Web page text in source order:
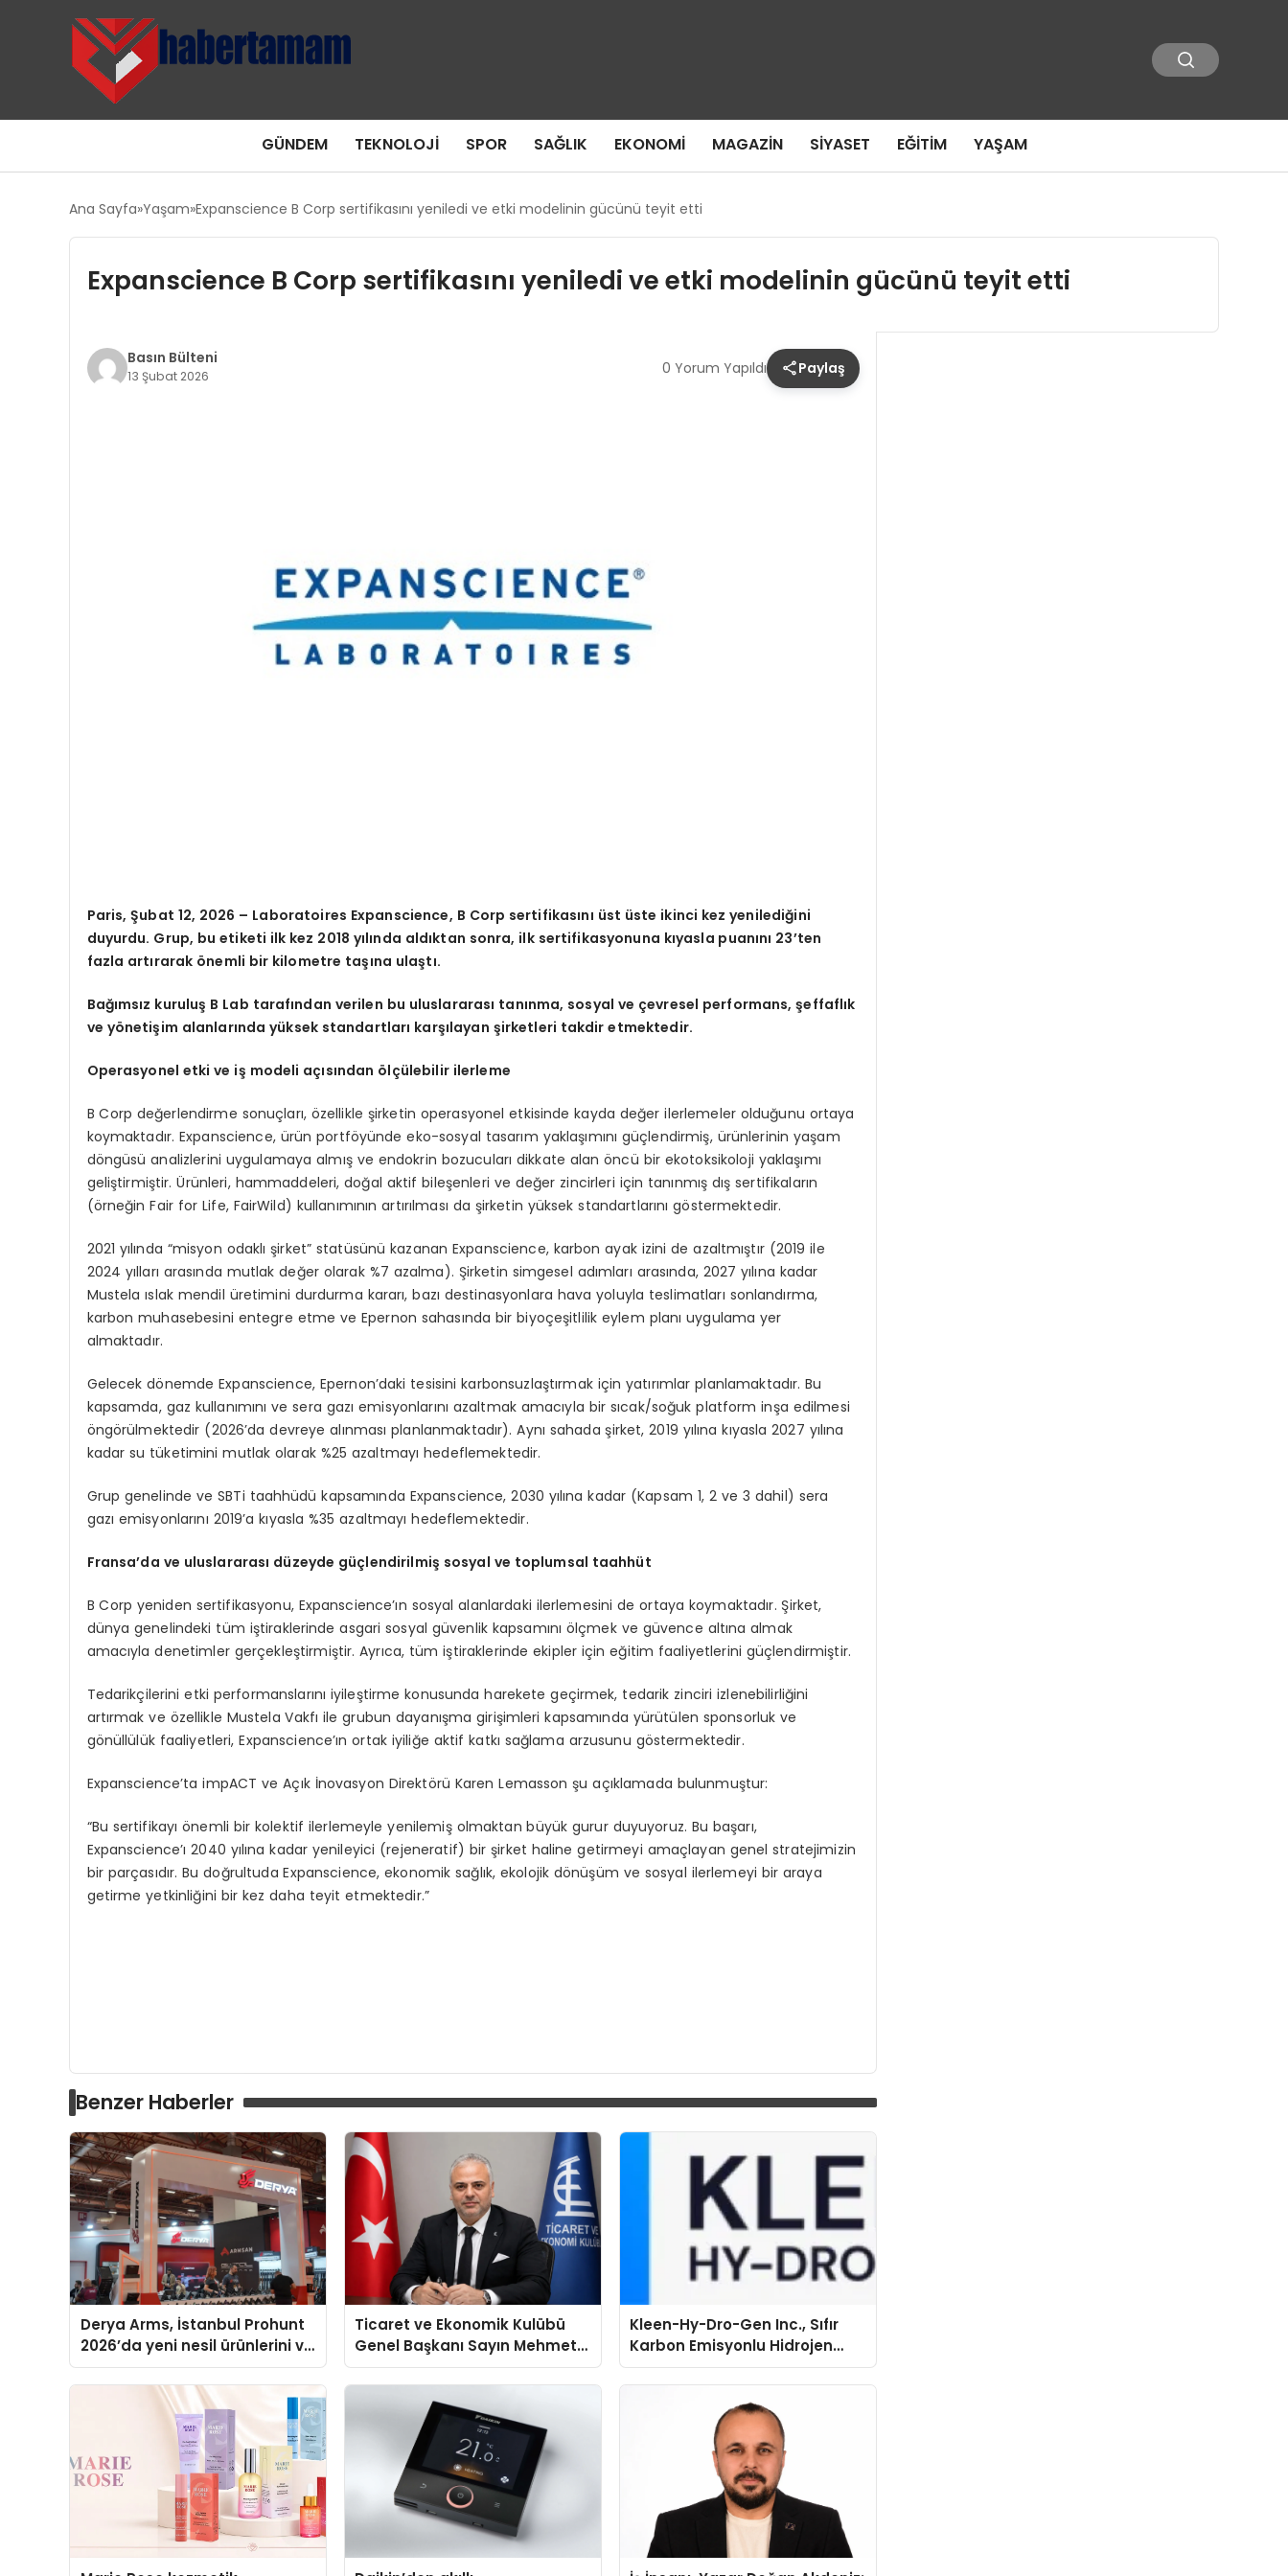
GÜNDEM TEKNOLOJI SPOR SAĞLIK EKONOMI MAGAZIN SIYASET EĞITIM YAŞAM
Ana Sayfa Yaşam Expanscience B Corp sertifikasını yeniledi ve etki modelinin gücünü teyit etti
Expanscience B Corp sertifikasını yeniledi ve etki modelinin gücünü teyit etti
Basın Bülteni
13 Şubat 2026 0 Yorum Yapıldı Paylaş
Paris, Şubat 12, 2026 – Laboratoires Expanscience, B Corp sertifikasını üst üste ikinci kez yenilediğini
duyurdu. Grup, bu etiketi ilk kez 2018 yılında aldıktan sonra, ilk sertifikasyonuna kıyasla puanını 23’ten
fazla artırarak önemli bir kilometre taşına ulaştı.
Bağımsız kuruluş B Lab tarafından verilen bu uluslararası tanınma, sosyal ve çevresel performans, şeffaflık
ve yönetişim alanlarında yüksek standartları karşılayan şirketleri takdir etmektedir.
Operasyonel etki ve iş modeli açısından ölçülebilir ilerleme
B Corp değerlendirme sonuçları, özellikle şirketin operasyonel etkisinde kayda değer ilerlemeler olduğunu ortaya
koymaktadır. Expanscience, ürün portföyünde eko-sosyal tasarım yaklaşımını güçlendirmiş, ürünlerinin yaşam
döngüsü analizlerini uygulamaya almış ve endokrin bozucuları dikkate alan öncü bir ekotoksikoloji yaklaşımı
geliştirmiştir. Ürünleri, hammaddeleri, doğal aktif bileşenleri ve değer zincirleri için tanınmış dış sertifikaların
(örneğin Fair for Life, FairWild) kullanımının artırılması da şirketin yüksek standartlarını göstermektedir.
2021 yılında “misyon odaklı şirket” statüsünü kazanan Expanscience, karbon ayak izini de azaltmıştır (2019 ile
2024 yılları arasında mutlak değer olarak %7 azalma). Şirketin simgesel adımları arasında, 2027 yılına kadar
Mustela ıslak mendil üretimini durdurma kararı, bazı destinasyonlara hava yoluyla teslimatları sonlandırma,
karbon muhasebesini entegre etme ve Epernon sahasında bir biyoçeşitlilik eylem planı uygulama yer
almaktadır.
Gelecek dönemde Expanscience, Epernon’daki tesisini karbonsuzlaştırmak için yatırımlar planlamaktadır. Bu
kapsamda, gaz kullanımını ve sera gazı emisyonlarını azaltmak amacıyla bir sıcak/soğuk platform inşa edilmesi
öngörülmektedir (2026’da devreye alınması planlanmaktadır). Aynı sahada şirket, 2019 yılına kıyasla 2027 yılına
kadar su tüketimini mutlak olarak %25 azaltmayı hedeflemektedir.
Grup genelinde ve SBTi taahhüdü kapsamında Expanscience, 2030 yılına kadar (Kapsam 1, 2 ve 3 dahil) sera
gazı emisyonlarını 2019’a kıyasla %35 azaltmayı hedeflemektedir.
Fransa’da ve uluslararası düzeyde güçlendirilmiş sosyal ve toplumsal taahhüt
B Corp yeniden sertifikasyonu, Expanscience’ın sosyal alanlardaki ilerlemesini de ortaya koymaktadır. Şirket,
dünya genelindeki tüm iştiraklerinde asgari sosyal güvenlik kapsamını ölçmek ve güvence altına almak
amacıyla denetimler gerçekleştirmiştir. Ayrıca, tüm iştiraklerinde ekipler için eğitim faaliyetlerini güçlendirmiştir.
Tedarikçilerini etki performanslarını iyileştirme konusunda harekete geçirmek, tedarik zinciri izlenebilirliğini
artırmak ve özellikle Mustela Vakfı ile grubun dayanışma girişimleri kapsamında yürütülen sponsorluk ve
gönüllülük faaliyetleri, Expanscience’ın ortak iyiliğe aktif katkı sağlama arzusunu göstermektedir.
Expanscience’ta impACT ve Açık İnovasyon Direktörü Karen Lemasson şu açıklamada bulunmuştur:
“Bu sertifikayı önemli bir kolektif ilerlemeyle yenilemiş olmaktan büyük gurur duyuyoruz. Bu başarı,
Expanscience’ı 2040 yılına kadar yenileyici (rejeneratif) bir şirket haline getirmeyi amaçlayan genel stratejimizin
bir parçasıdır. Bu doğrultuda Expanscience, ekonomik sağlık, ekolojik dönüşüm ve sosyal ilerlemeyi bir araya
getirme yetkinliğini bir kez daha teyit etmektedir.”
Benzer Haberler
Derya Arms, İstanbul Prohunt
2026’da yeni nesil ürünlerini ve
global marka vizyonunu
sergiledi
Ticaret ve Ekonomik Kulübü
Genel Başkanı Sayın Mehmet
Ulutaş, ekonomiye dair yaptığı
açıklamada şunları kaydetti:
Kleen-Hy-Dro-Gen Inc., Sıfır
Karbon Emisyonlu Hidrojen
Isıtma Teknolojisinde ISO ve
TSSA Düzenleyici Onaylarını